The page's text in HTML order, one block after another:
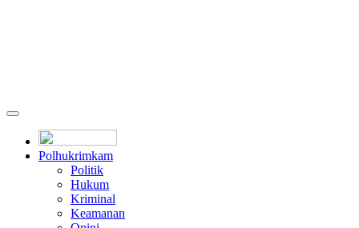
Polhukrimkam
Politik
Hukum
Kriminal
Keamanan